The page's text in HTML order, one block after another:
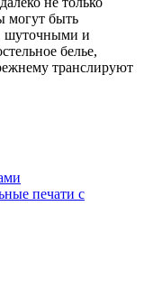
могут быть
шуточными и
белье,
транслируют
печати с